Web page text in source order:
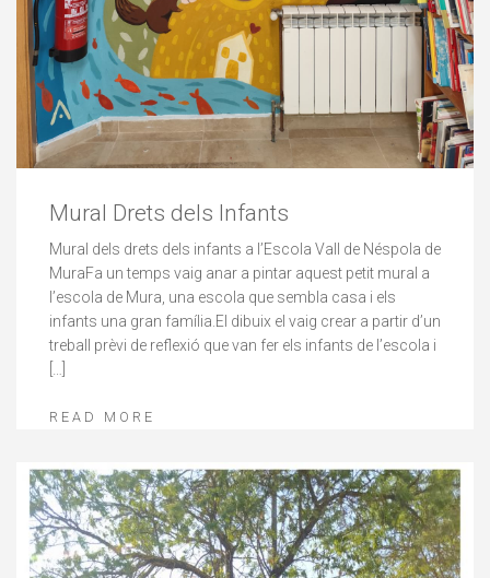
Mural Drets dels Infants
Mural dels drets dels infants a l’Escola Vall de Néspola de
MuraFa un temps vaig anar a pintar aquest petit mural a
l’escola de Mura, una escola que sembla casa i els
infants una gran família.El dibuix el vaig crear a partir d’un
treball prèvi de reflexió que van fer els infants de l’escola i
READ MORE